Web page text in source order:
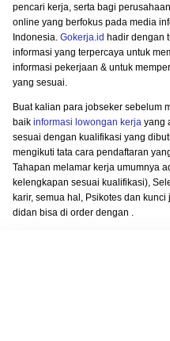
pencari kerja, serta bagi
online yang berfokus pada media
Indonesia. Gokerja.id hadir dengan
informasi yang terpercaya untuk
informasi pekerjaan & untuk
yang sesuai.
Buat kalian para jobseker sebelum
baik informasi lowongan kerja yang
sesuai dengan kualifikasi yang
mengikuti tata cara pendaftaran
Tahapan melamar kerja umumnya
kelengkapan sesuai kualifikasi),
karir, semua hal, Psikotes dan
didan bisa di order dengan .